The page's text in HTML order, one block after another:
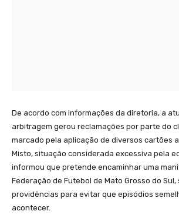
De acordo com informações da diretoria, a
arbitragem gerou reclamações por parte do
marcado pela aplicação de diversos cartões
Misto, situação considerada excessiva pela
informou que pretende encaminhar uma
Federação de Futebol de Mato Grosso do
providências para evitar que episódios
acontecer.